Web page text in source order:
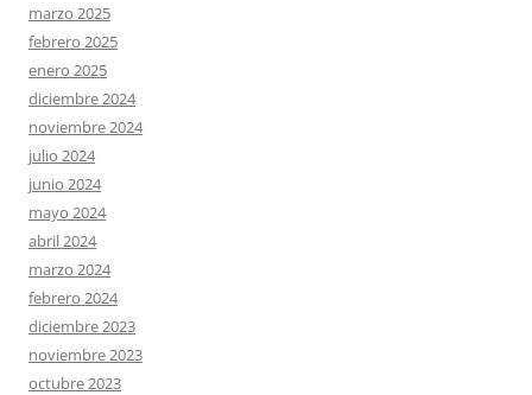
marzo 2025
febrero 2025
enero 2025
diciembre 2024
noviembre 2024
julio 2024
junio 2024
mayo 2024
abril 2024
marzo 2024
febrero 2024
diciembre 2023
noviembre 2023
octubre 2023